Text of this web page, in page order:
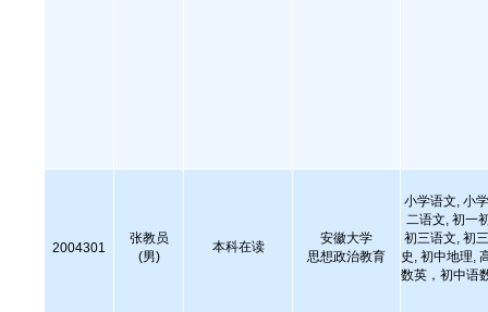
2004301
张教员
(男)
本科在读
安徽大学
思想政治教育
小学语文, 小
二语文, 初一
初三语文, 初
史, 初中地理,
数英，初中语